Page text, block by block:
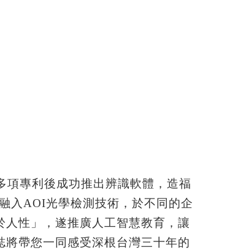
專利後成功推出辨識軟體，造福
入AOI光學檢測技術，於不同的企
性」，遂推廣人工智慧教育，讓
帶您一同感受深根台灣三十年的